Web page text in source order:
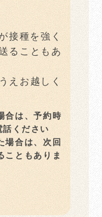
接種を強く
ることもあ
えお越しく
合は、予約時
話ください
場合は、次回
こともありま